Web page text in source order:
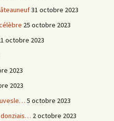
31 octobre 2023
25 octobre 2023
octobre 2023
2023
2023
5 octobre 2023
donziais… 2 octobre 2023